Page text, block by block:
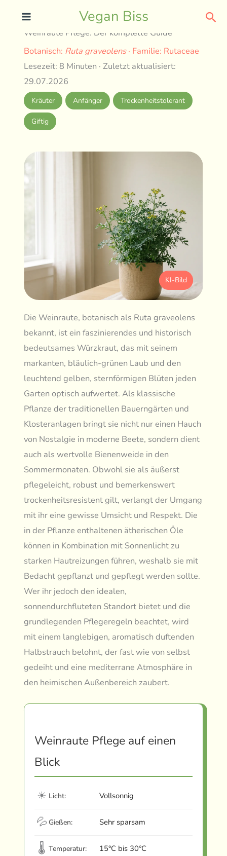
content
Vegan Biss
Weinraute Pflege: Der komplette Guide
Botanisch: Ruta graveolens· Familie: Rutaceae
Lesezeit: 8 Minuten · Zuletzt aktualisiert:
29.07.2026
Kräuter Anfänger Trockenheitstolerant
Giftig
KI-Bild
Die Weinraute, botanisch als Ruta graveolens
bekannt, ist ein faszinierendes und historisch
bedeutsames Würzkraut, das mit seinem
markanten, bläulich-grünen Laub und den
leuchtend gelben, sternförmigen Blüten jeden
Garten optisch aufwertet. Als klassische
Pflanze der traditionellen Bauerngärten und
Klosteranlagen bringt sie nicht nur einen Hauch
von Nostalgie in moderne Beete, sondern dient
auch als wertvolle Bienenweide in den
Sommermonaten. Obwohl sie als äußerst
pflegeleicht, robust und bemerkenswert
trockenheitsresistent gilt, verlangt der Umgang
mit ihr eine gewisse Umsicht und Respekt. Die
in der Pflanze enthaltenen ätherischen Öle
können in Kombination mit Sonnenlicht zu
starken Hautreizungen führen, weshalb sie mit
Bedacht gepflanzt und gepflegt werden sollte.
Wer ihr jedoch den idealen,
sonnendurchfluteten Standort bietet und die
grundlegenden Pflegeregeln beachtet, wird
mit einem langlebigen, aromatisch duftenden
Halbstrauch belohnt, der fast wie von selbst
gedeiht und eine mediterrane Atmosphäre in
den heimischen Außenbereich zaubert.
Weinraute Pflege auf einen
Blick
☀ Licht: Vollsonnig
💦 Gießen: Sehr sparsam
🌡 Temperatur: 15°C bis 30°C